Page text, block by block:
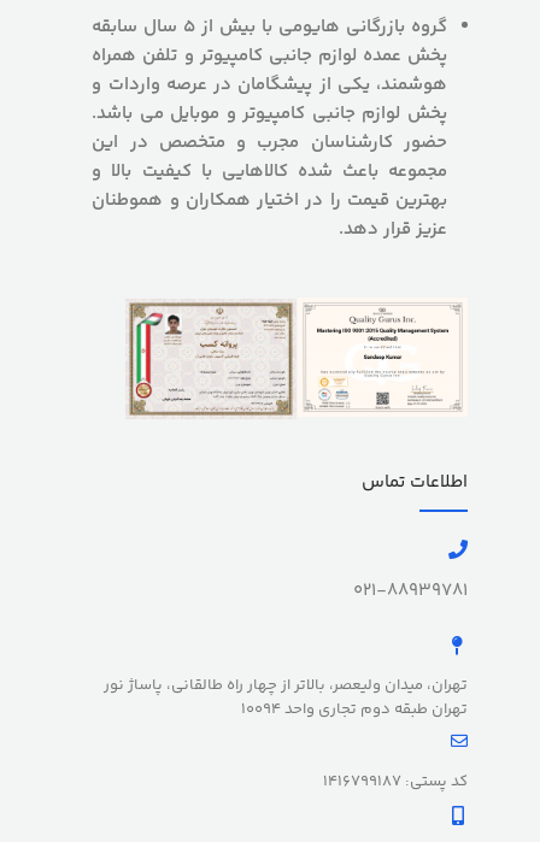
گروه بازرگانی هایومی با بیش از 5 سال سابقه
پخش عمده لوازم جانبی کامپیوتر و تلفن همراه
هوشمند، یکی از پیشگامان در عرصه واردات و
پخش لوازم جانبی کامپیوتر و موبایل می باشد.
حضور کارشناسان مجرب و متخصص در این
مجموعه باعث شده کالاهایی با کیفیت بالا و
بهترین قیمت را در اختیار همکاران و هموطنان
عزیز قرار دهد.
اطلاعات تماس
021-88939781
تهران، میدان ولیعصر، بالاتر از چهار راه طالقانی، پاساژ نور
تهران طبقه دوم تجاری واحد 10094
کد پستی: 1416799187